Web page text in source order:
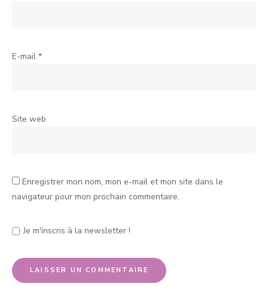
E-mail *
Site web
Enregistrer mon nom, mon e-mail et mon site dans le
navigateur pour mon prochain commentaire.
Je m'inscris à la newsletter !